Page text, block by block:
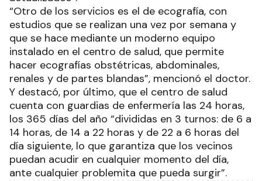
“Otro de los servicios es el de ecografía, con
estudios que se realizan una vez por semana y
que se hace mediante un moderno equipo
instalado en el centro de salud, que permite
hacer ecografías obstétricas, abdominales,
renales y de partes blandas”, mencionó el doctor.
Y destacó, por último, que el centro de salud
cuenta con guardias de enfermería las 24 horas,
los 365 días del año “divididas en 3 turnos: de 6 a
14 horas, de 14 a 22 horas y de 22 a 6 horas del
día siguiente, lo que garantiza que los vecinos
puedan acudir en cualquier momento del día,
ante cualquier problemita que pueda surgir”.